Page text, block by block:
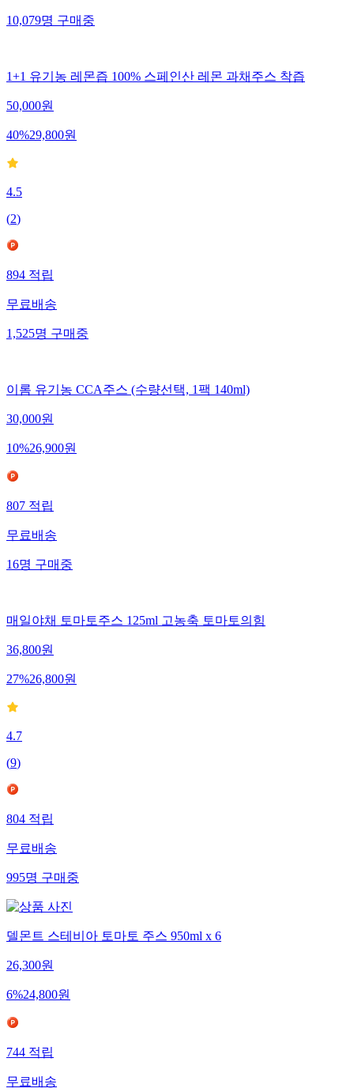
10,079명 구매중
1+1 유기농 레몬즙 100% 스페인산 레몬 과채주스 착즙
50,000원
40%29,800원
4.5
(2)
894적립
무료배송
1,525명구매중
이롬 유기농 CCA주스 (수량선택, 1팩 140ml)
30,000원
10%26,900원
807적립
무료배송
16명구매중
매일야채 토마토주스 125ml 고농축 토마토의힘
36,800원
27%26,800원
4.7
(9)
804적립
무료배송
995명구매중
델몬트 스테비아 토마토 주스 950ml x 6
26,300원
6%24,800원
744적립
무료배송